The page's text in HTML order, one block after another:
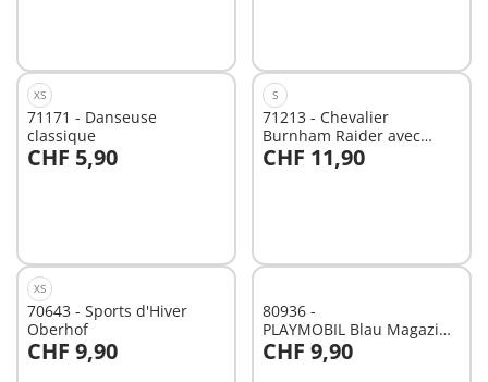
XS
71171 - Danseuse
classique
CHF 5,90
S
71213 - Chevalier
Burnham Raider avec
cheval de feu
CHF 11,90
XS
70643 - Sports d'Hiver
Oberhof
CHF 9,90
Au panier
80936 -
PLAYMOBIL Blau Magazin 5/
(14)
CHF 9,90
Au panier